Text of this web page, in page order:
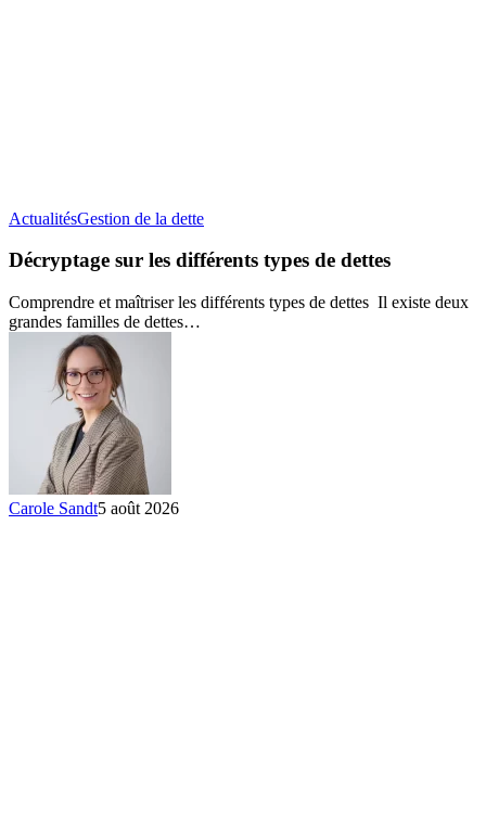
ActualitésGestion de la detteDécryptage
les
types
Décryptage sur les différents types de dettes
Comprendre et maîtriser les différents types de dettes Il existe deux
grandes familles de dettes…
Carole Sandt5 août 2026